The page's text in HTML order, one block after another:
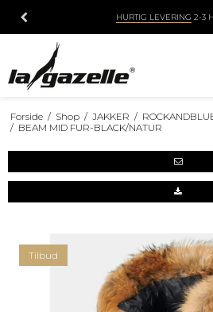
HURTIG LEVERING 2-3
Forside / Shop / JAKKER /
/ BEAM MID FUR-BLACK/NATUR
Tilbud